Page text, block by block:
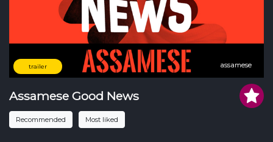
assamese
assamese
trailer
Assamese Good News
Recommended Most liked